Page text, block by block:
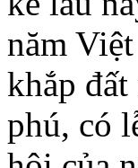
năm
khắp
phú, có